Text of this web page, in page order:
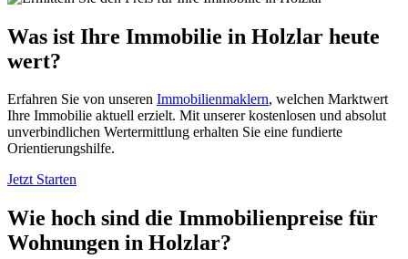
Was ist Ihre Immobilie in Holzlar heute
wert?
Erfahren Sie von unseren Immobilienmaklern, welchen Marktwert
Ihre Immobilie aktuell erzielt. Mit unserer kostenlosen und absolut
unverbindlichen Wertermittlung erhalten Sie eine fundierte
Orientierungshilfe.
Jetzt Starten
Wie hoch sind die Immobilienpreise für
Wohnungen in Holzlar?